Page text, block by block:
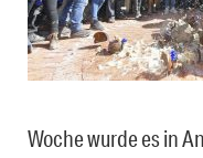
Woche wurde es in